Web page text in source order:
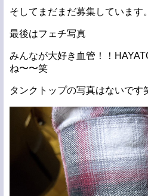
そしてまだまだ募集しています。
最後はフェチ写真
みんなが大好き血管！！
ね〜〜笑
タンクトップの写真はないです